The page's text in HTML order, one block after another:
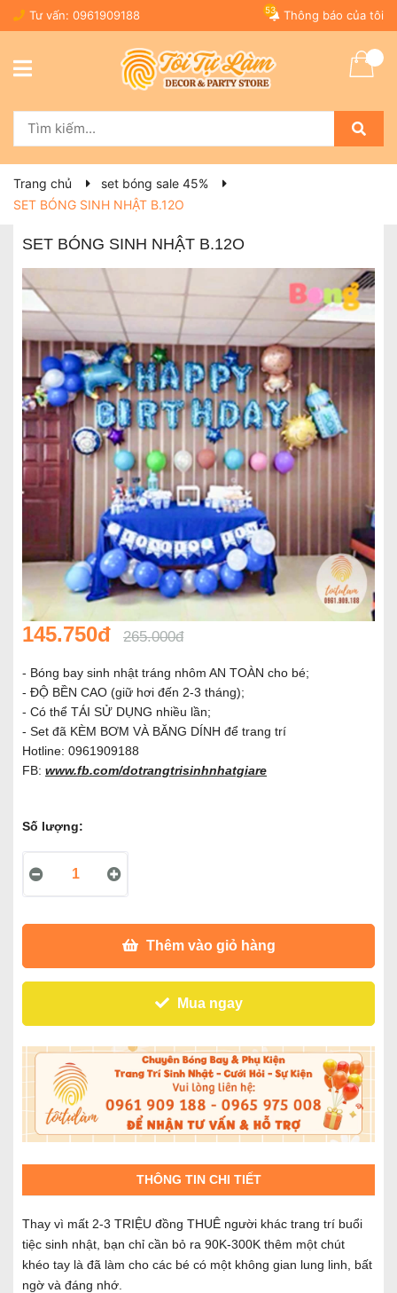
Tư vấn: 0961909188 Thông báo của tôi
53
Trang chủ
set bóng sale 45%
SET BÓNG SINH NHẬT B.12O
SET BÓNG SINH NHẬT B.12O
145.750đ 265.000đ
- Bóng bay sinh nhật tráng nhôm AN TOÀN cho bé;
- ĐỘ BỀN CAO (giữ hơi đến 2-3 tháng);
- Có thể TÁI SỬ DỤNG nhiều lần;
- Set đã KÈM BƠM VÀ BĂNG DÍNH để trang trí
Hotline: 0961909188
FB: www.fb.com/dotrangtrisinhnhatgiare
Số lượng:
Thêm vào giỏ hàng
Mua ngay
THÔNG TIN CHI TIẾT
Thay vì mất 2-3 TRIỆU đồng THUÊ người khác trang trí buổi
tiệc sinh nhật, bạn chỉ cần bỏ ra 90K-300K thêm một chút
khéo tay là đã làm cho các bé có một không gian lung linh, bất
ngờ và đáng nhớ.